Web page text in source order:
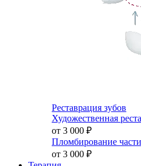
Реставрация зубов
Художественная
от 3 000 ₽
Пломбирование
от 3 000 ₽